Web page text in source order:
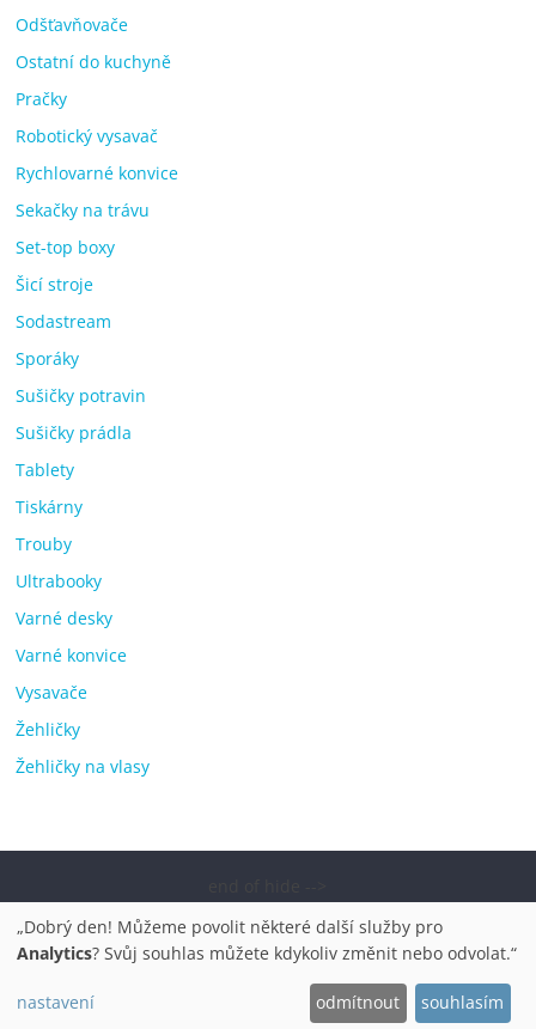
Odšťavňovače
Ostatní do kuchyně
Pračky
Robotický vysavač
Rychlovarné konvice
Sekačky na trávu
Set-top boxy
Šicí stroje
Sodastream
Sporáky
Sušičky potravin
Sušičky prádla
Tablety
Tiskárny
Trouby
Ultrabooky
Varné desky
Varné konvice
Vysavače
Žehličky
Žehličky na vlasy
pračky, televize, notebooky, mobilní telefony, kávovary,
bazény. Všechna práva vyhrazena.
„Dobrý den! Můžeme povolit některé další služby pro
Analytics? Svůj souhlas můžete kdykoliv změnit nebo odvolat.“
nastavení odmítnout souhlasím